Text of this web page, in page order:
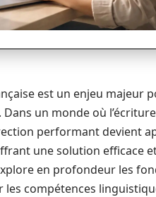
est un enjeu
un monde où
performant devient
une solution efficace
en profondeur les
les compétences